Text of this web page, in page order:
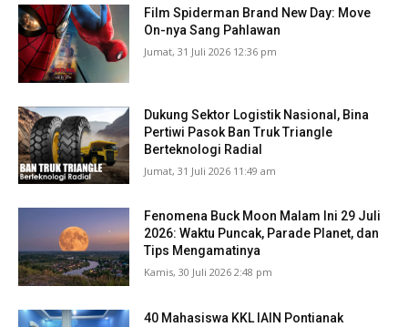
Film Spiderman Brand New Day: Move
On-nya Sang Pahlawan
Jumat, 31 Juli 2026 12:36 pm
Dukung Sektor Logistik Nasional, Bina
Pertiwi Pasok Ban Truk Triangle
Berteknologi Radial
Jumat, 31 Juli 2026 11:49 am
Fenomena Buck Moon Malam Ini 29 Juli
2026: Waktu Puncak, Parade Planet, dan
Tips Mengamatinya
Kamis, 30 Juli 2026 2:48 pm
40 Mahasiswa KKL IAIN Pontianak